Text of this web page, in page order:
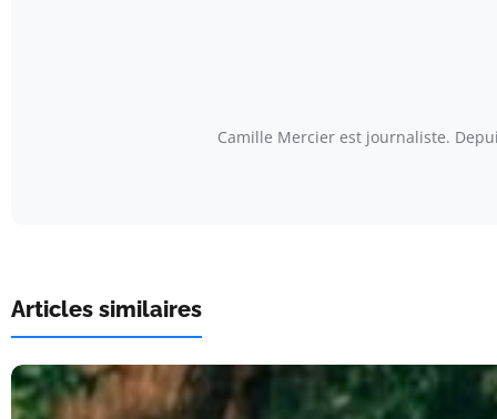
Camille Mercier est journaliste.
Articles similaires